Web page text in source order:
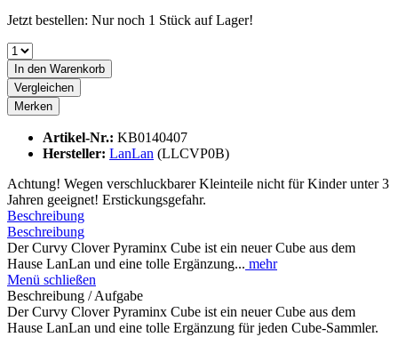
Jetzt bestellen: Nur noch 1 Stück auf Lager!
In den Warenkorb
Vergleichen
Merken
Artikel-Nr.: KB0140407
Hersteller: LanLan (LLCVP0B)
Achtung! Wegen verschluckbarer Kleinteile nicht für Kinder unter 3
Jahren geeignet! Erstickungsgefahr.
Beschreibung
Beschreibung
Der Curvy Clover Pyraminx Cube ist ein neuer Cube aus dem
Hause LanLan und eine tolle Ergänzung... mehr
Menü schließen
Beschreibung / Aufgabe
Der Curvy Clover Pyraminx Cube ist ein neuer Cube aus dem
Hause LanLan und eine tolle Ergänzung für jeden Cube-Sammler.